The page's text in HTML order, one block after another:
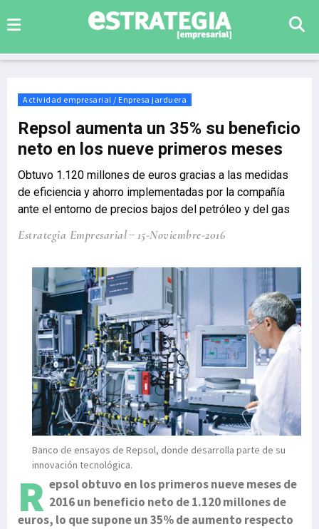
Actividad empresarial / Enpresa jarduera
Repsol aumenta un 35% su beneficio
neto en los nueve primeros meses
Obtuvo 1.120 millones de euros gracias a las medidas
de eficiencia y ahorro implementadas por la compañía
ante el entorno de precios bajos del petróleo y del gas
Estrategia Empresarial 15-Noviembre-2016
Banco de ensayos de Repsol, donde desarrolla parte de su
innovación tecnológica.
R epsol obtuvo en los primeros nueve meses de
2016 un beneficio neto de 1.120 millones de
euros, lo que supone un 35% de aumento respecto